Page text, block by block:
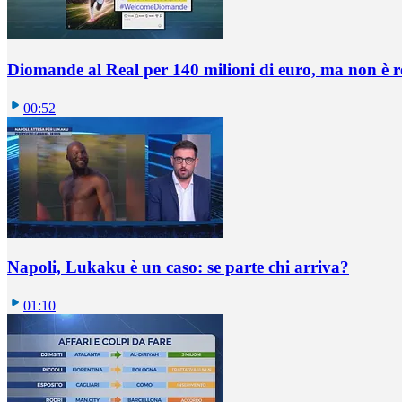
Diomande al Real per 140 milioni di euro, ma non è
00:52
Napoli, Lukaku è un caso: se parte chi arriva?
01:10